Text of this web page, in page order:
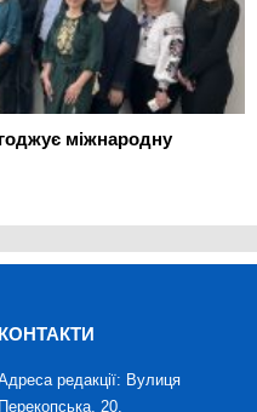
міжнародну
КОНТАКТИ
редакції: Вулиця
Перекопська, 20,